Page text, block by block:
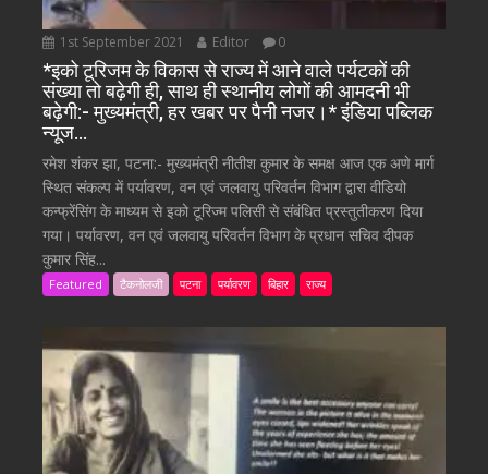
1st September 2021 Editor 0
*इको टूरिजम के विकास से राज्य में आने वाले पर्यटकों की
संख्या तो बढ़ेगी ही, साथ ही स्थानीय लोगों की आमदनी भी
बढ़ेगी:- मुख्यमंत्री, हर खबर पर पैनी नजर।* इंडिया पब्लिक
न्यूज…
रमेश शंकर झा, पटना:- मुख्यमंत्री नीतीश कुमार के समक्ष आज एक अणे मार्ग
स्थित संकल्प में पर्यावरण, वन एवं जलवायु परिवर्तन विभाग द्वारा वीडियो
कन्फ्रेंसिंग के माध्यम से इको टूरिज्म पलिसी से संबंधित प्रस्तुतीकरण दिया
गया। पर्यावरण, वन एवं जलवायु परिवर्तन विभाग के प्रधान सचिव दीपक
कुमार सिंह...
Featured टैकनोलजी पटना पर्यावरण बिहार राज्य